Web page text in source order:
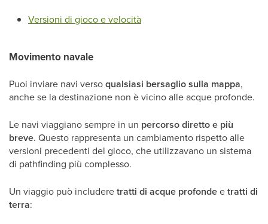
Versioni di gioco e velocità
Movimento navale
Puoi inviare navi versoqualsiasi bersaglio sulla mappa,
anche se la destinazione non è vicino alle acque profonde.
Le navi viaggiano sempre in un percorso diretto e più
breve. Questo rappresenta un cambiamento rispetto alle
versioni precedenti del gioco, che utilizzavano un sistema
di pathfinding più complesso.
Un viaggio può includeretratti di acque profondeetratti di
terra: